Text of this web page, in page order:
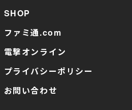
SHOP
ファミ通.com
電撃オンライン
プライバシーポリシー
お問い合わせ